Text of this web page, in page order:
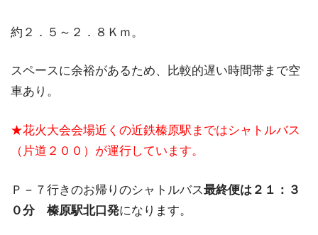
約２．５～２．８Ｋｍ。
スペースに余裕があるため、比較的遅い時間帯まで空
車あり。
★花火大会会場近くの近鉄榛原駅まではシャトルバス
（片道２００）が運行しています。
Ｐ－７行きのお帰りのシャトルバス最終便は２１：３
０分 榛原駅北口発になります。